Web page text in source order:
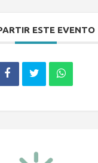
ESTE EVENTO